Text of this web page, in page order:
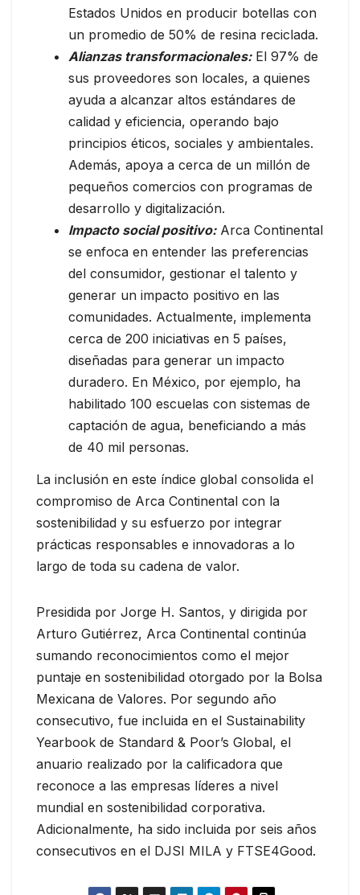
Estados Unidos en producir botellas con
un promedio de 50% de resina reciclada.
Alianzas transformacionales:El 97% de
sus proveedores son locales, a quienes
ayuda a alcanzar altos estándares de
calidad y eficiencia, operando bajo
principios éticos, sociales y ambientales.
Además, apoya a cerca de un millón de
pequeños comercios con programas de
desarrollo y digitalización.
Impacto social positivo:Arca Continental
se enfoca en entender las preferencias
del consumidor, gestionar el talento y
generar un impacto positivo en las
comunidades. Actualmente, implementa
cerca de 200 iniciativas en 5 países,
diseñadas para generar un impacto
duradero. En México, por ejemplo, ha
habilitado 100 escuelas con sistemas de
captación de agua, beneficiando a más
de 40 mil personas.
La inclusión en este índice global consolida el
compromiso de Arca Continental con la
sostenibilidad y su esfuerzo por integrar
prácticas responsables e innovadoras a lo
largo de toda su cadena de valor.
Presidida por Jorge H. Santos, y dirigida por
Arturo Gutiérrez, Arca Continental continúa
sumando reconocimientos como el mejor
puntaje en sostenibilidad otorgado por la Bolsa
Mexicana de Valores. Por segundo año
consecutivo, fue incluida en el Sustainability
Yearbook de Standard & Poor’s Global, el
anuario realizado por la calificadora que
reconoce a las empresas líderes a nivel
mundial en sostenibilidad corporativa.
Adicionalmente, ha sido incluida por seis años
consecutivos en el DJSI MILA y FTSE4Good.